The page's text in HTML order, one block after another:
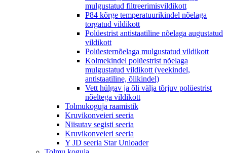
mulgustatud filtreerimisvildikott
P84 kõrge temperatuurikindel nõelaga
torgatud vildikott
Polüestrist antistaatiline nõelaga augustatud
vildikott
Polüesternõelaga mulgustatud vildikott
Kolmekindel polüestrist nõelaga
mulgustatud vildikott (veekindel,
antistaatiline, õlikindel)
Vett hülgav ja õli välja tõrjuv polüestrist
nõeltega vildikott
Tolmukoguja raamistik
Kruvikonveieri seeria
Niisutav segisti seeria
Kruvikonveieri seeria
Y JD seeria Star Unloader